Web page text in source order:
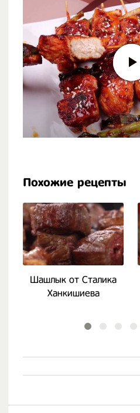
Похожие рецепты
Шашлык от Сталика
Ханкишиева